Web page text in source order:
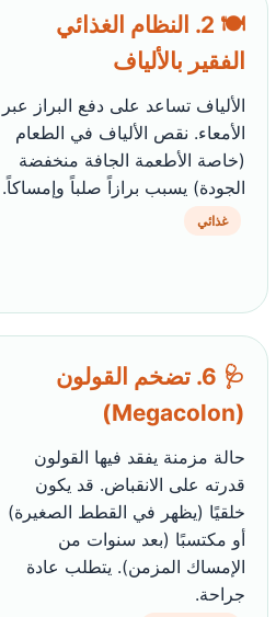
🍽️ 2. النظام الغذائي
الفقير بالألياف
الألياف تساعد على دفع البراز عبر
الأمعاء. نقص الألياف في الطعام
(خاصة الأطعمة الجافة منخفضة
الجودة) يسبب برازاً صلباً وإمساكاً.
غذائي
🩺 6. تضخم القولون
(Megacolon)
حالة مزمنة يفقد فيها القولون
قدرته على الانقباض. قد يكون
خلقيًا (يظهر في القطط الصغيرة)
أو مكتسبًا (بعد سنوات من
الإمساك المزمن). يتطلب عادة
جراحة.